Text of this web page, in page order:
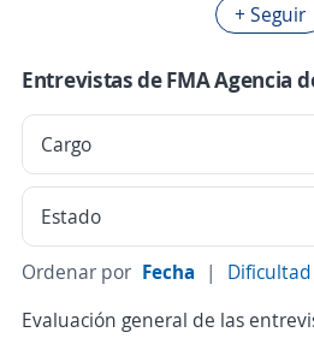
+ Seguir
Entrevistas de FMA Agencia
Ordenar por Fecha |
Dificultad
Evaluación general de las